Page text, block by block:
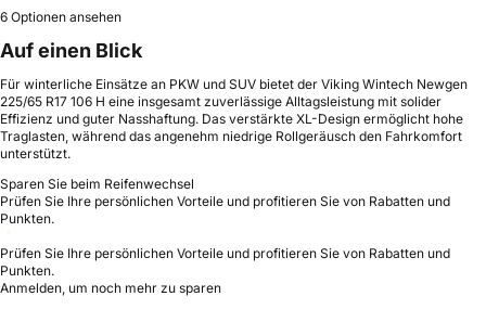
6 Optionen ansehen
Auf einen Blick
Für winterliche Einsätze an PKW und SUV bietet der Viking Wintech Newgen
225/65 R17 106 H eine insgesamt zuverlässige Alltagsleistung mit solider
Effizienz und guter Nasshaftung. Das verstärkte XL-Design ermöglicht hohe
Traglasten, während das angenehm niedrige Rollgeräusch den Fahrkomfort
unterstützt.
Sparen Sie beim Reifenwechsel
Prüfen Sie Ihre persönlichen Vorteile und profitieren Sie von Rabatten und
Punkten.
Prüfen Sie Ihre persönlichen Vorteile und profitieren Sie von Rabatten und
Punkten.
Anmelden, um noch mehr zu sparen